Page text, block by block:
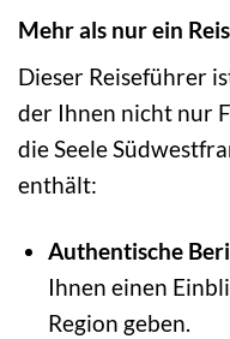
Mehr als nur ein
Dieser Reiseführer
der Ihnen nicht nur
die Seele
enthält:
Authentische
Ihnen einen
Region geben.